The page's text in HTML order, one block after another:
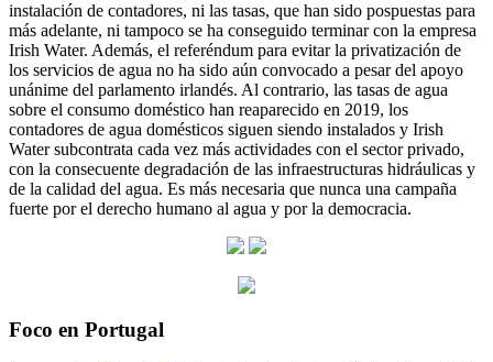
instalación de contadores, ni las tasas, que han sido pospuestas para
más adelante, ni tampoco se ha conseguido terminar con la empresa
Irish Water. Además, el referéndum para evitar la privatización de
los servicios de agua no ha sido aún convocado a pesar del apoyo
unánime del parlamento irlandés. Al contrario, las tasas de agua
sobre el consumo doméstico han reaparecido en 2019, los
contadores de agua domésticos siguen siendo instalados y Irish
Water subcontrata cada vez más actividades con el sector privado,
con la consecuente degradación de las infraestructuras hidráulicas y
de la calidad del agua. Es más necesaria que nunca una campaña
fuerte por el derecho humano al agua y por la democracia.
Foco en Portugal